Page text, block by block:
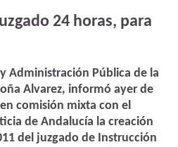
24 horas, para
Administración Pública de la
Alvarez, informó ayer de
comisión mixta con el
de Andalucía la creación
del juzgado de Instrucción